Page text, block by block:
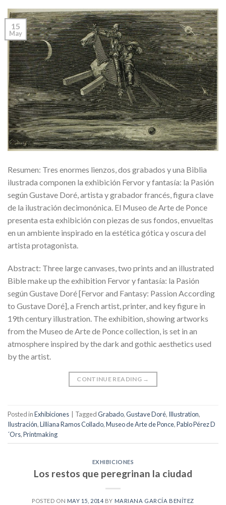
15
May
Resumen: Tres enormes lienzos, dos grabados y una Biblia
ilustrada componen la exhibición Fervor y fantasía: la Pasión
según Gustave Doré, artista y grabador francés, figura clave
de la ilustración decimonónica. El Museo de Arte de Ponce
presenta esta exhibición con piezas de sus fondos, envueltas
en un ambiente inspirado en la estética gótica y oscura del
artista protagonista.
Abstract: Three large canvases, two prints and an illustrated
Bible make up the exhibition Fervor y fantasía: la Pasión
según Gustave Doré [Fervor and Fantasy: Passion According
to Gustave Doré], a French artist, printer, and key figure in
19th century illustration. The exhibition, showing artworks
from the Museo de Arte de Ponce collection, is set in an
atmosphere inspired by the dark and gothic aesthetics used
by the artist.
CONTINUE READING →
Posted inExhibiciones TaggedGrabado,Gustave Doré, Illustration,
Ilustración,Lilliana Ramos Collado,Museo de Arte de Ponce,Pablo Pérez D
´Ors,Printmaking
EXHIBICIONES
Los restos que peregrinan la ciudad
POSTED ON MAY 15, 2014 BY MARIANA GARCÍA BENÍTEZ